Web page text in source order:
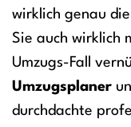
wirklich genau
Sie auch wirklich
Umzugs-Fall
Umzugsplaner
durchdachte